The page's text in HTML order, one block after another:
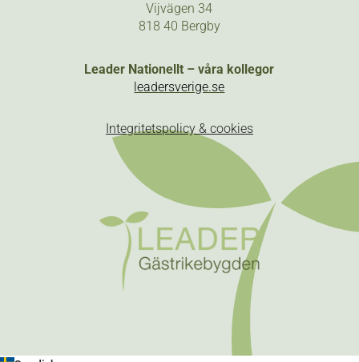
Vijvägen 34
818 40 Bergby
Leader Nationellt – våra kollegor
leadersverige.se
Integritetspolicy & cookies